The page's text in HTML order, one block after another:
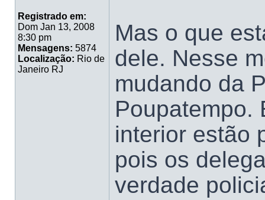
Registrado em:
Dom Jan 13, 2008
8:30 pm
Mensagens: 5874
Localização: Rio de
Janeiro RJ
Mas o que
dele. Nesse
mudando da
Poupatempo.
interior estão
pois os
verdade